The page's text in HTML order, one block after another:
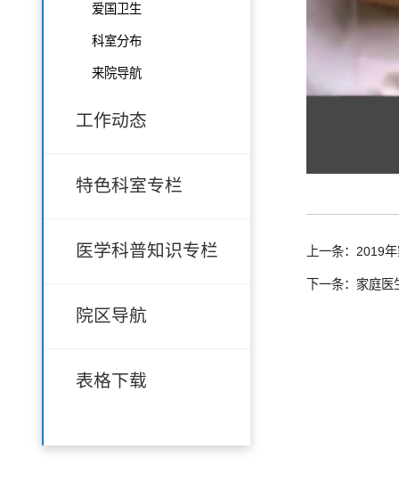
爱国卫生
科室分布
来院导航
工作动态
特色科室专栏
医学科普知识专栏
院区导航
表格下载
上一条：2019
下一条：家庭